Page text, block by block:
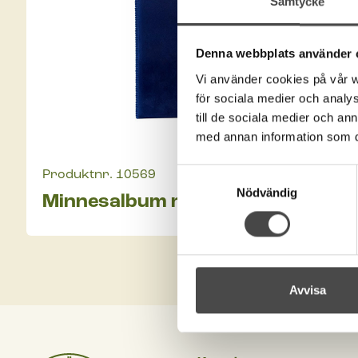
Denna webbplats använder
Vi använder cookies på vår
för sociala medier och
till de sociala medier och
med annan information som
Nödvändig
Avvisa
Produktnr. 10569
Minnesalbum med 6 plastfickor